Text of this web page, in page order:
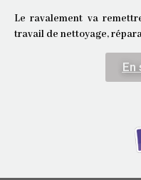
Le ravalement va
travail de nettoyage,
En